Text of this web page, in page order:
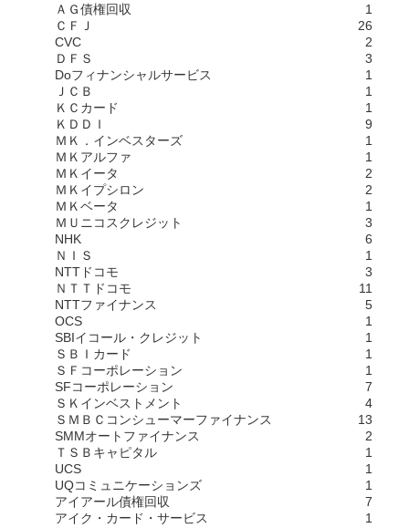
ＡＧ債権回収
1
ＣＦＪ
26
CVC
2
ＤＦＳ
3
Doフィナンシャルサービス
1
ＪＣＢ
1
ＫＣカード
1
ＫＤＤＩ
9
ＭＫ．インベスターズ
1
ＭＫアルファ
1
ＭＫイータ
2
ＭＫイプシロン
2
ＭＫベータ
1
ＭＵニコスクレジット
3
NHK
6
ＮＩＳ
1
NTTドコモ
3
ＮＴＴドコモ
11
NTTファイナンス
5
OCS
1
SBIイコール・クレジット
1
ＳＢＩカード
1
ＳＦコーポレーション
1
SFコーポレーション
7
ＳＫインベストメント
4
ＳＭＢＣコンシューマーファイナンス
13
SMMオートファイナンス
2
ＴＳＢキャピタル
1
UCS
1
UQコミュニケーションズ
1
アイアール債権回収
7
アイク・カード・サービス
1